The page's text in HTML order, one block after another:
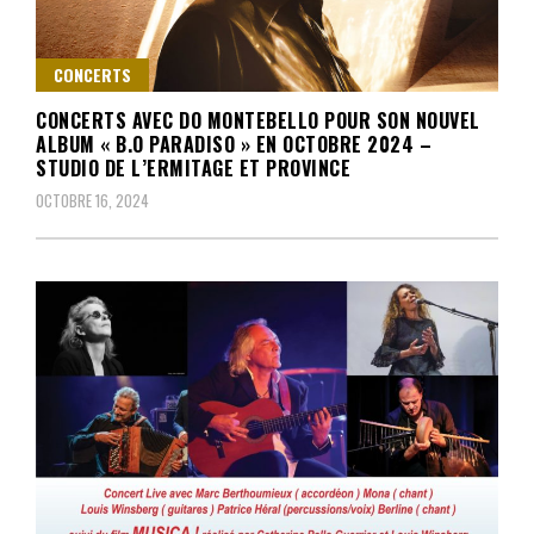
CONCERTS
CONCERTS AVEC DO MONTEBELLO POUR SON NOUVEL
ALBUM « B.O PARADISO » EN OCTOBRE 2024 –
STUDIO DE L’ERMITAGE ET PROVINCE
OCTOBRE 16, 2024